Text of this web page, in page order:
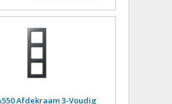
Afdekraam 3-Voudig